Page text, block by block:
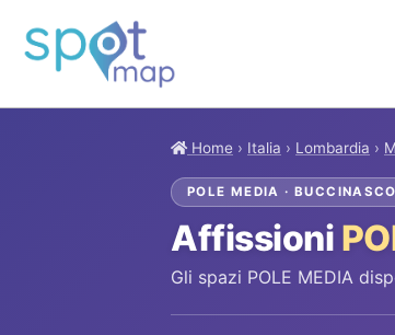
Home › Italia › Lombardia ›
POLE MEDIA · BUCCINASCO
Affissioni
Gli spazi POLE MEDIA